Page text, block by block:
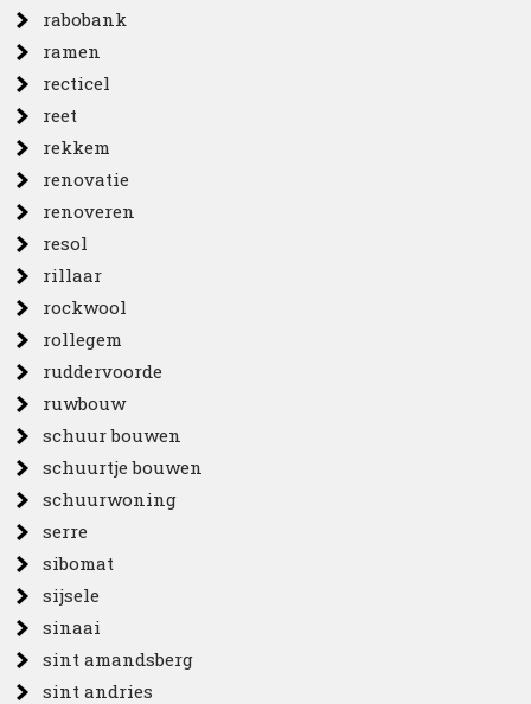
rabobank
ramen
recticel
reet
rekkem
renovatie
renoveren
resol
rillaar
rockwool
rollegem
ruddervoorde
ruwbouw
schuur bouwen
schuurtje bouwen
schuurwoning
serre
sibomat
sijsele
sinaai
sint amandsberg
sint andries